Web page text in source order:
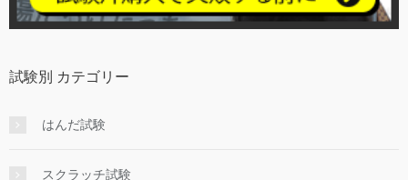
試験別 カテゴリー
はんだ試験
スクラッチ試験